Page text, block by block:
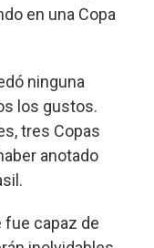
en una Copa
ninguna
los gustos.
tres Copas
anotado
fue capaz de